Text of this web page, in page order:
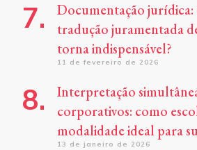
Documentação jurídica:
tradução juramentada
torna indispensável?
11 de fevereiro de 2026
Interpretação
corporativos: como
modalidade ideal para
13 de janeiro de 2026